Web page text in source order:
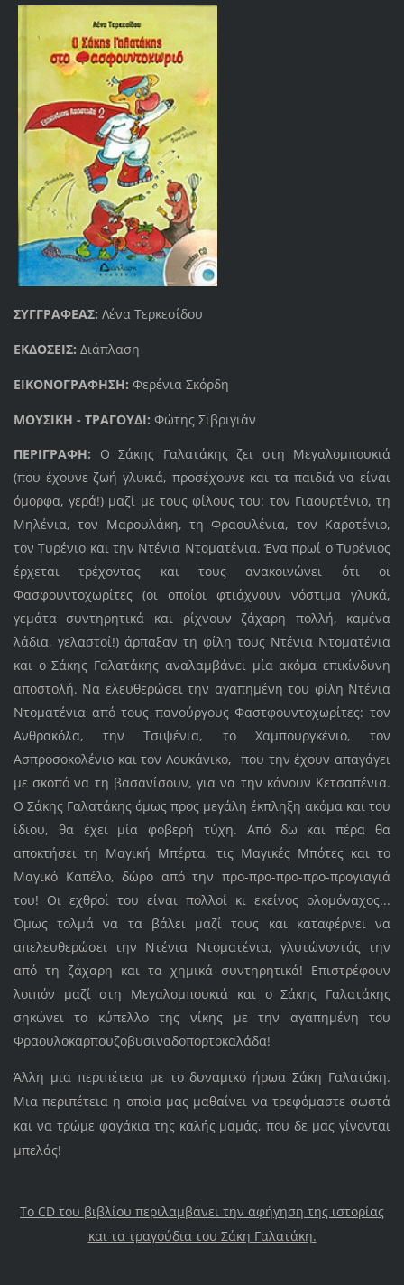
ΣΥΓΓΡΑΦΕΑΣ: Λένα Τερκεσίδου
ΕΚΔΟΣΕΙΣ: Διάπλαση
ΕΙΚΟΝΟΓΡΑΦΗΣΗ: Φερένια Σκόρδη
ΜΟΥΣΙΚΗ - ΤΡΑΓΟΥΔΙ: Φώτης Σιβριγιάν
ΠΕΡΙΓΡΑΦΗ: Ο Σάκης Γαλατάκης ζει στη Μεγαλομπουκιά
(που έχουνε ζωή γλυκιά, προσέχουνε και τα παιδιά να είναι
όμορφα, γερά!) μαζί με τους φίλους του: τον Γιαουρτένιο, τη
Μηλένια, τον Μαρουλάκη, τη Φραουλένια, τον Καροτένιο,
τον Τυρένιο και την Ντένια Ντοματένια. Ένα πρωί ο Τυρένιος
έρχεται τρέχοντας και τους ανακοινώνει ότι οι
Φασφουντοχωρίτες (οι οποίοι φτιάχνουν νόστιμα γλυκά,
γεμάτα συντηρητικά και ρίχνουν ζάχαρη πολλή, καμένα
λάδια, γελαστοί!) άρπαξαν τη φίλη τους Ντένια Ντοματένια
και ο Σάκης Γαλατάκης αναλαμβάνει μία ακόμα επικίνδυνη
αποστολή. Να ελευθερώσει την αγαπημένη του φίλη Ντένια
Ντοματένια από τους πανούργους Φαστφουντοχωρίτες: τον
Ανθρακόλα, την Τσιψένια, το Χαμπουργκένιο, τον
Ασπροσοκολένιο και τον Λουκάνικο, που την έχουν απαγάγει
με σκοπό να τη βασανίσουν, για να την κάνουν Κετσαπένια.
Ο Σάκης Γαλατάκης όμως προς μεγάλη έκπληξη ακόμα και του
ίδιου, θα έχει μία φοβερή τύχη. Από δω και πέρα θα
αποκτήσει τη Μαγική Μπέρτα, τις Μαγικές Μπότες και το
Μαγικό Καπέλο, δώρο από την προ-προ-προ-προ-προγιαγιά
του! Οι εχθροί του είναι πολλοί κι εκείνος ολομόναχος...
Όμως τολμά να τα βάλει μαζί τους και καταφέρνει να
απελευθερώσει την Ντένια Ντοματένια, γλυτώνοντάς την
από τη ζάχαρη και τα χημικά συντηρητικά! Επιστρέφουν
λοιπόν μαζί στη Μεγαλομπουκιά και ο Σάκης Γαλατάκης
σηκώνει το κύπελλο της νίκης με την αγαπημένη του
Φραουλοκαρπουζοβυσιναδοπορτοκαλάδα!
Άλλη μια περιπέτεια με το δυναμικό ήρωα Σάκη Γαλατάκη.
Μια περιπέτεια η οποία μας μαθαίνει να τρεφόμαστε σωστά
και να τρώμε φαγάκια της καλής μαμάς, που δε μας γίνονται
μπελάς!
Το CD του βιβλίου περιλαμβάνει την αφήγηση της ιστορίας
και τα τραγούδια του Σάκη Γαλατάκη.